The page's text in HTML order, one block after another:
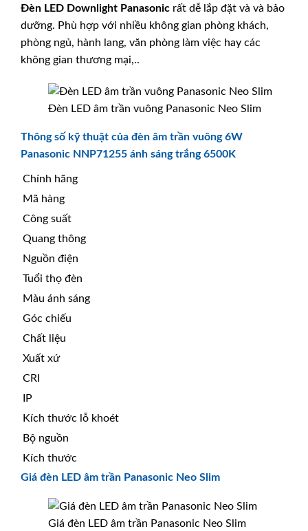
Đèn LED Downlight Panasonic rất dễ lắp đặt và và bảo
dưỡng. Phù hợp với nhiều không gian phòng khách,
phòng ngủ, hành lang, văn phòng làm việc hay các
không gian thương mại,..
Đèn LED âm trần vuông Panasonic Neo Slim
Thông số kỹ thuật của đèn âm trần vuông 6W
Panasonic NNP71255 ánh sáng trắng 6500K
Chính hãng
Mã hàng
Công suất
Quang thông
Nguồn điện
Tuổi thọ đèn
Màu ánh sáng
Góc chiếu
Chất liệu
Xuất xứ
CRI
IP
Kích thước lỗ khoét
Bộ nguồn
Kích thước
Giá đèn LED âm trần Panasonic Neo Slim
Giá đèn LED âm trần Panasonic Neo Slim